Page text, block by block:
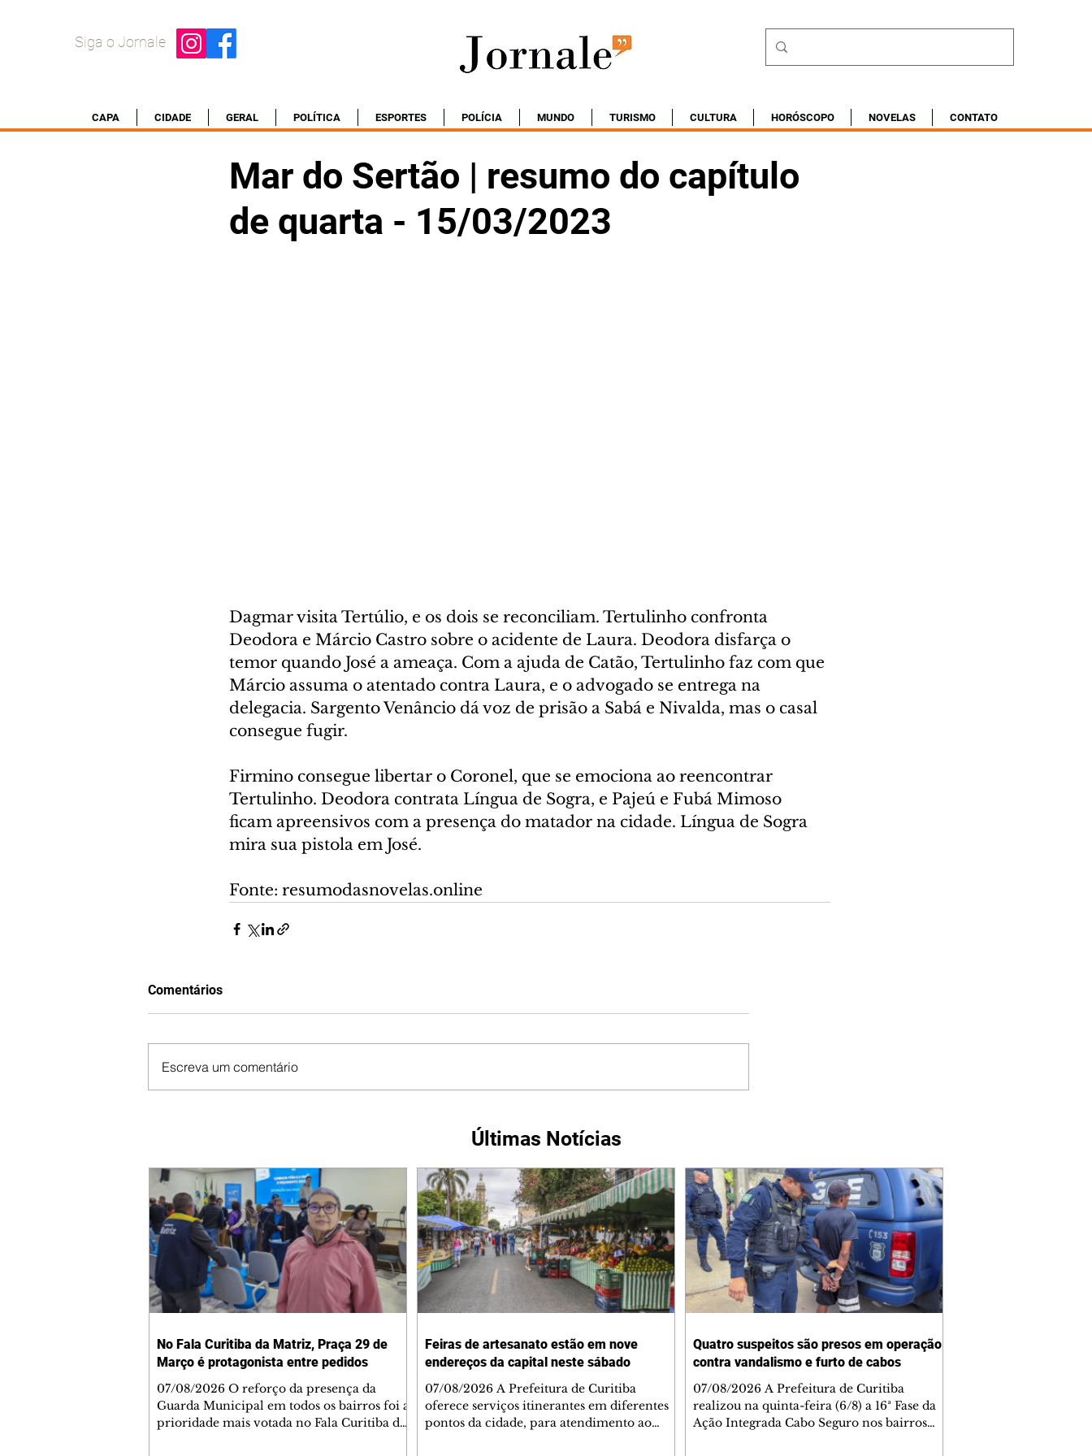
Siga o Jornale
CAPA CIDADE GERAL POLÍTICA ESPORTES POLÍCIA MUNDO TURISMO CULTURA HORÓSCOPO NOVELAS CONTATO
Mar do Sertão | resumo do capítulo
de quarta - 15/03/2023
Dagmar visita Tertúlio, e os dois se reconciliam. Tertulinho confronta
Deodora e Márcio Castro sobre o acidente de Laura. Deodora disfarça o
temor quando José a ameaça. Com a ajuda de Catão, Tertulinho faz com que
Márcio assuma o atentado contra Laura, e o advogado se entrega na
delegacia. Sargento Venâncio dá voz de prisão a Sabá e Nivalda, mas o casal
consegue fugir.
Firmino consegue libertar o Coronel, que se emociona ao reencontrar
Tertulinho. Deodora contrata Língua de Sogra, e Pajeú e Fubá Mimoso
ficam apreensivos com a presença do matador na cidade. Língua de Sogra
mira sua pistola em José.
Fonte: resumodasnovelas.online
Comentários
Escreva um comentário
Últimas Notícias
No Fala Curitiba da Matriz, Praça 29 de
Março é protagonista entre pedidos
07/08/2026 O reforço da presença da
Guarda Municipal em todos os bairros foi a
prioridade mais votada no Fala Curitiba da
Feiras de artesanato estão em nove
endereços da capital neste sábado
07/08/2026 A Prefeitura de Curitiba
oferece serviços itinerantes em diferentes
pontos da cidade, para atendimento ao
Quatro suspeitos são presos em operação
contra vandalismo e furto de cabos
07/08/2026 A Prefeitura de Curitiba
realizou na quinta-feira (6/8) a 16ª Fase da
Ação Integrada Cabo Seguro nos bairros